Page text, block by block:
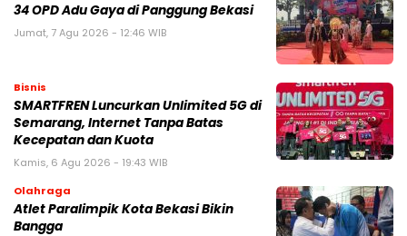
34 OPD Adu Gaya di Panggung Bekasi
Jumat, 7 Agu 2026 - 12:46 WIB
Bisnis
SMARTFREN Luncurkan Unlimited 5G di
Semarang, Internet Tanpa Batas
Kecepatan dan Kuota
Kamis, 6 Agu 2026 - 19:43 WIB
Olahraga
Atlet Paralimpik Kota Bekasi Bikin
Bangga